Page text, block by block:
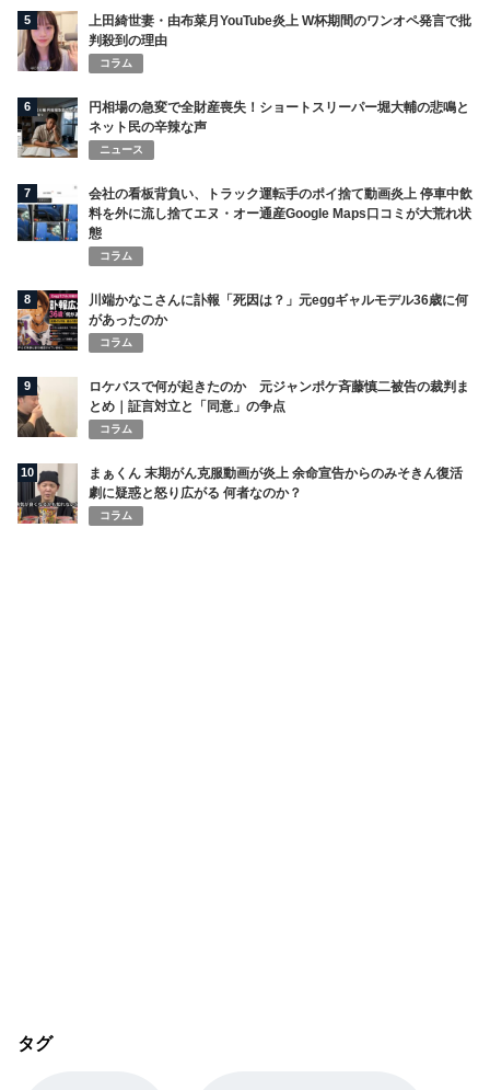
5
上田綺世妻・由布菜月YouTube炎上 W杯期間のワンオペ発言で批
判殺到の理由
コラム
6
円相場の急変で全財産喪失！ショートスリーパー堀大輔の悲鳴と
ネット民の辛辣な声
ニュース
7
会社の看板背負い、トラック運転手のポイ捨て動画炎上 停車中飲
料を外に流し捨てエヌ・オー通産Google Maps口コミが大荒れ状
態
コラム
8
川端かなこさんに訃報「死因は？」元eggギャルモデル36歳に何
があったのか
コラム
9
ロケバスで何が起きたのか 元ジャンポケ斉藤慎二被告の裁判ま
とめ｜証言対立と「同意」の争点
コラム
10
まぁくん 末期がん克服動画が炎上 余命宣告からのみそきん復活
劇に疑惑と怒り広がる 何者なのか？
コラム
タグ